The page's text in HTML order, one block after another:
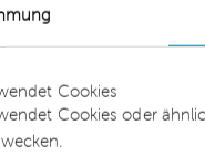
Cookies
Cookies oder
stärkt
Arbeitgeber